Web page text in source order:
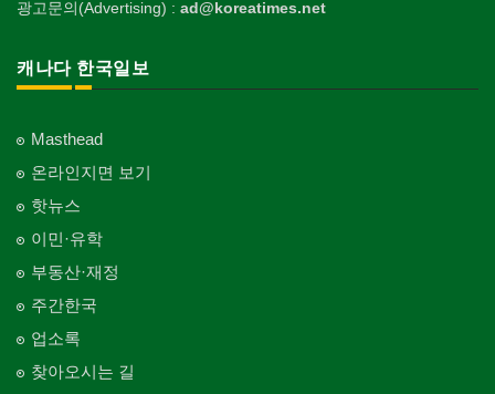
광고문의(Advertising) : ad@koreatimes.net
캐나다 한국일보
Masthead
온라인지면 보기
핫뉴스
이민·유학
부동산·재정
주간한국
업소록
찾아오시는 길